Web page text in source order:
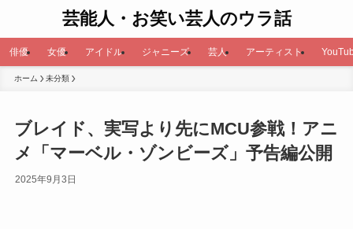
芸能人・お笑い芸人のウラ話
俳優 女優 アイドル ジャニーズ 芸人 アーティスト
ホーム 未分類
ブレイド、実写より先にMCU参戦！アニ
メ「マーベル・ゾンビーズ」予告編公開
2025年9月3日